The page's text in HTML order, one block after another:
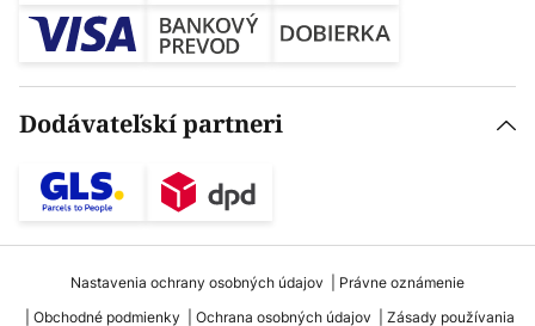
Dodávateľskí partneri
Nastavenia ochrany osobných údajov
Právne oznámenie
Obchodné podmienky
Ochrana osobných údajov Zásady používania